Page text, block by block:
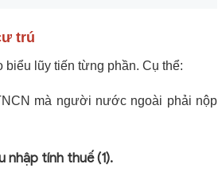
trú
lũy tiến từng phần. Cụ thể:
mà người nước ngoài phải nộp
nhập tính thuế (1).